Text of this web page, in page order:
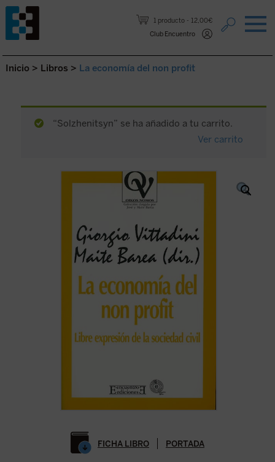
1 producto
12,00€
Club Encuentro
Saltar al contenido.
Inicio > Libros > La economía del non profit
“Solzhenitsyn” se ha añadido a tu carrito.
Ver carrito
FICHA LIBRO PORTADA